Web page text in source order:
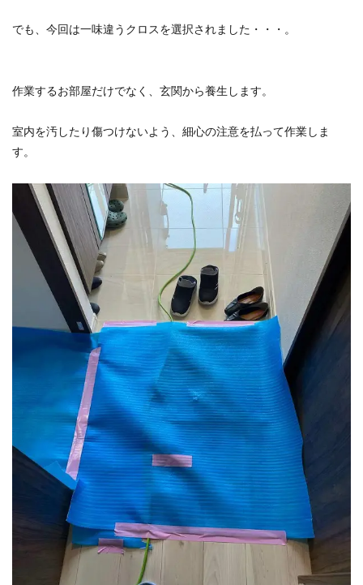
でも、今回は一味違うクロスを選択されました・・・。
作業するお部屋だけでなく、玄関から養生します。
室内を汚したり傷つけないよう、細心の注意を払って作業しま
す。